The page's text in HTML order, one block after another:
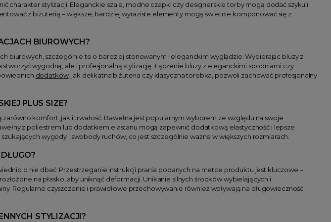
charakter stylizacji. Eleganckie szale, modne czapki czy designerskie torby mogą dodać szyku i
z biżuterią – większe, bardziej wyraziste elementy mogą świetnie komponować się z
BIUROWYCH?
biurowych, szczególnie te o bardziej stonowanym i eleganckim wyglądzie. Wybierając bluzy z
wygodną, ale i profesjonalną stylizację. Łączenie bluzy z eleganckimi spodniami czy
dodatków, jak delikatna biżuteria czy klasyczna torebka, pozwoli zachować profesjonalny
PLUS SIZE?
komfort, jak i trwałość. Bawełna jest popularnym wyborem ze względu na swoje
z poliestrem lub dodatkiem elastanu mogą zapewnić dodatkową elastyczność i lepsze
wygody i swobody ruchów, co jest szczególnie ważne w większych rozmiarach.
o nie dbać. Przestrzeganie instrukcji prania podanych na metce produktu jest kluczowe –
na płasko, aby uniknąć deformacji. Unikanie silnych środków wybielających i
Regularne czyszczenie i prawidłowe przechowywanie również wpływają na długowieczność
STYLIZACJI?